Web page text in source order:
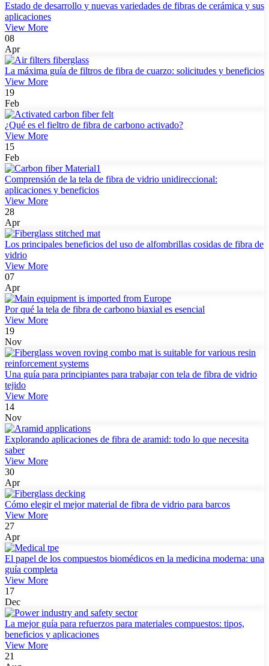
Estado de desarrollo y nuevas variedades de fibras de cerámica y sus
aplicaciones
View More
08
Apr
La máxima guía de filtros de fibra de cuarzo: solicitudes y beneficios
View More
19
Feb
¿Qué es el fieltro de fibra de carbono activado?
View More
15
Feb
Comprensión de la tela de fibra de vidrio unidireccional:
aplicaciones y beneficios
View More
28
Apr
Los principales beneficios del uso de alfombrillas cosidas de fibra de
vidrio
View More
07
Apr
Por qué la tela de fibra de carbono biaxial es esencial
View More
19
Nov
Una guía para principiantes para trabajar con tela de fibra de vidrio
tejido
View More
14
Nov
Explorando aplicaciones de fibra de aramid: todo lo que necesita
saber
View More
30
Apr
Cómo elegir el mejor material de fibra de vidrio para barcos
View More
27
Apr
El papel de los compuestos biomédicos en la medicina moderna: una
guía completa
View More
17
Dec
La mejor guía para refuerzos para materiales compuestos: tipos,
beneficios y aplicaciones
View More
21